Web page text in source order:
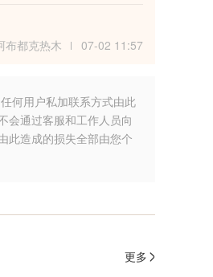
布都克热木
07-02 11:57
何用户私加联系方式由此
会通过客服和工作人员向
此造成的损失全部由您个
更多